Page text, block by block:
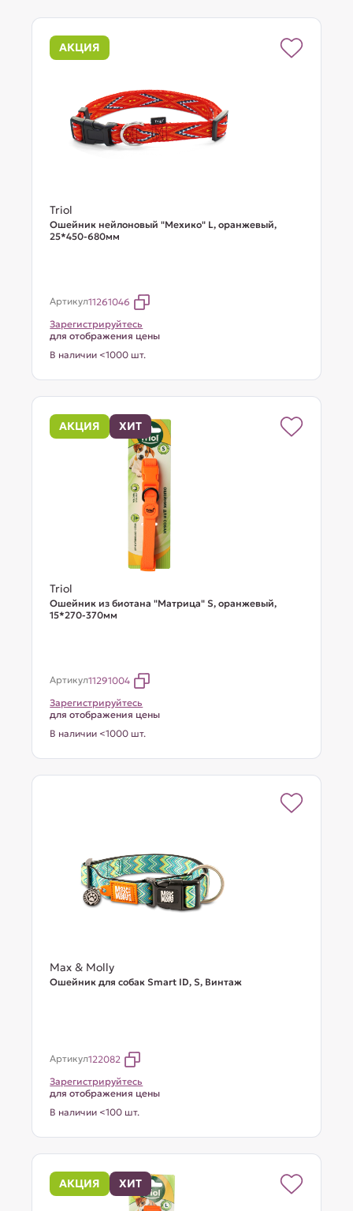
АКЦИЯ
Triol
Ошейник нейлоновый "Мехико" L, оранжевый,
25*450-680мм
Артикул11261046
Зарегистрируйтесь
для отображения цены
В наличии <1000 шт.
АКЦИЯ ХИТ
Triol
Ошейник из биотана "Матрица" S, оранжевый,
15*270-370мм
Артикул11291004
Зарегистрируйтесь
для отображения цены
В наличии <1000 шт.
Max & Molly
Ошейник для собак Smart ID, S, Винтаж
Артикул122082
Зарегистрируйтесь
для отображения цены
В наличии <100 шт.
АКЦИЯ ХИТ